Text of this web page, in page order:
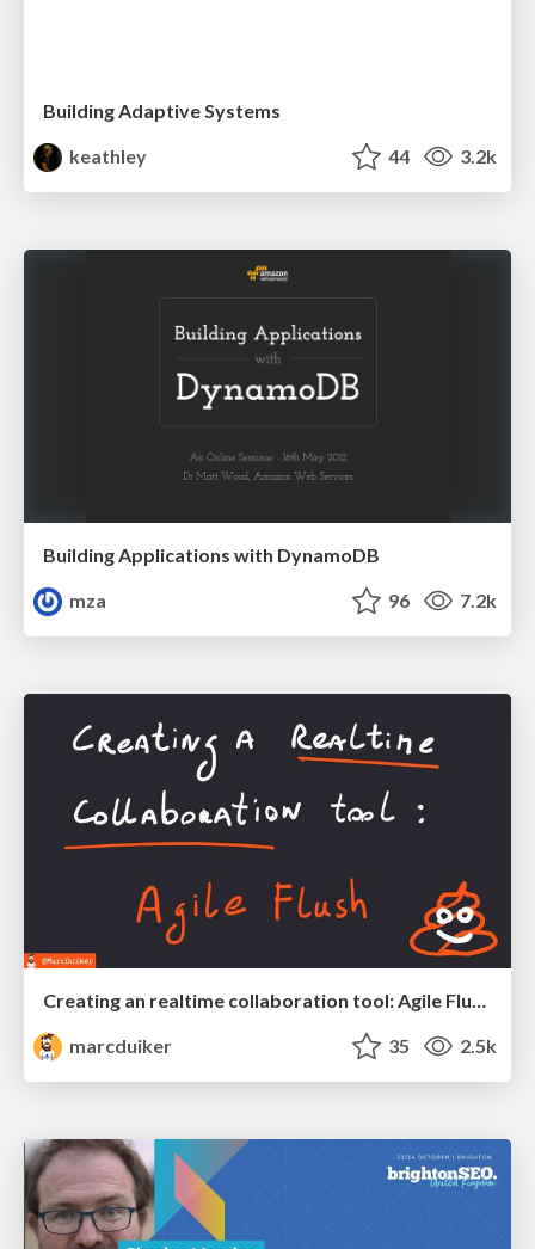
Building Adaptive Systems
keathley
44 3.2k
Building Applications with DynamoDB
mza
96 7.2k
marcduiker
35 2.5k